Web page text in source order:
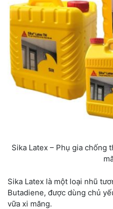
Sika Latex – Phụ gia chống
Sika Latex là một loại nhũ
Butadiene, được dùng chủ
vữa xi măng.